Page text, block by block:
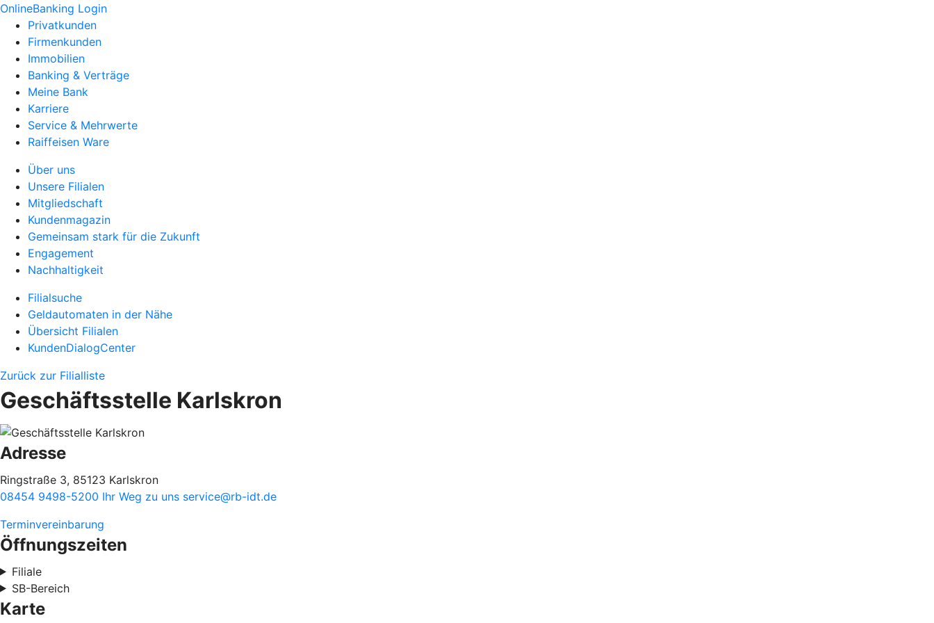
OnlineBanking Login
Privatkunden
Firmenkunden
Immobilien
Banking & Verträge
Meine Bank
Karriere
Service & Mehrwerte
Raiffeisen Ware
Über uns
Unsere Filialen
Mitgliedschaft
Kundenmagazin
Gemeinsam stark für die Zukunft
Engagement
Nachhaltigkeit
Filialsuche
Geldautomaten in der Nähe
Übersicht Filialen
KundenDialogCenter
Zurück zur Filialliste
Geschäftsstelle Karlskron
Adresse
Ringstraße 3, 85123 Karlskron
08454 9498-5200 Ihr Weg zu uns service@rb-idt.de
Terminvereinbarung
Öffnungszeiten
Filiale
SB-Bereich
Karte